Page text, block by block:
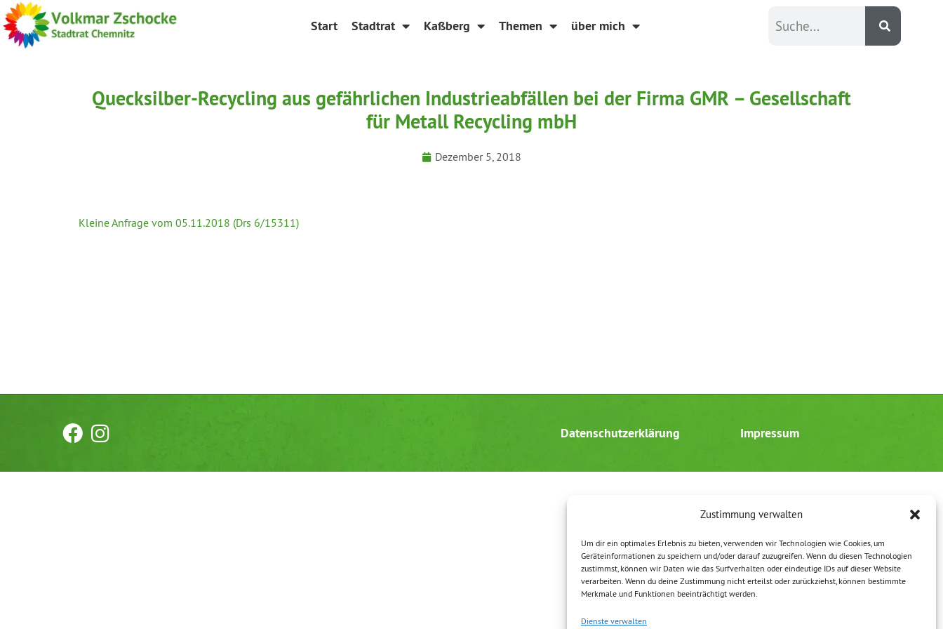
Zustimmung verwalten
Um dir ein optimales Erlebnis zu bieten, verwenden wir Technologien wie Cookies, um
Geräteinformationen zu speichern und/oder darauf zuzugreifen. Wenn du diesen Technologien
zustimmst, können wir Daten wie das Surfverhalten oder eindeutige IDs auf dieser Website
verarbeiten. Wenn du deine Zustimmung nicht erteilst oder zurückziehst, können bestimmte
Merkmale und Funktionen beeinträchtigt werden.
Dienste verwalten
Start Stadtrat Kaßberg Themen über mich
Quecksilber-Recycling aus gefährlichen Industrieabfällen bei der Firma GMR – Gesellschaft
für Metall Recycling mbH
Dezember 5, 2018
Kleine Anfrage vom 05.11.2018 (Drs 6/15311)
Datenschutzerklärung Impressum